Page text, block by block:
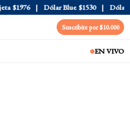
$1976 Dólar Blue $1530 Dólar
Suscribite por $10.000
EN VIVO